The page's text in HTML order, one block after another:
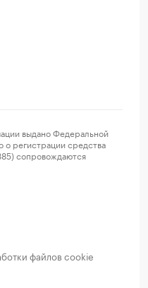
выдано Федеральной
регистрации средства
сопровождаются
файлов cookie